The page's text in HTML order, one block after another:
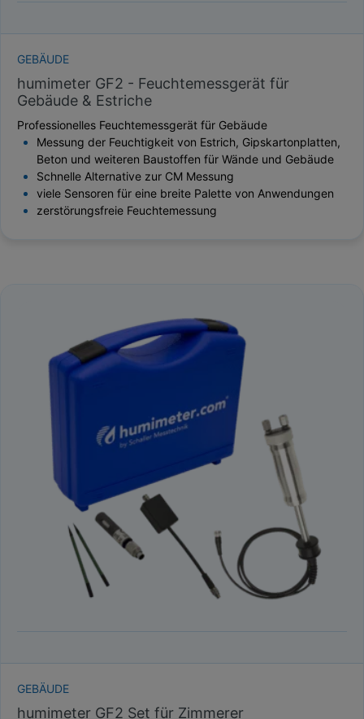
GEBÄUDE
humimeter GF2 - Feuchtemessgerät für
Gebäude & Estriche
Professionelles Feuchtemessgerät für Gebäude
Messung der Feuchtigkeit von Estrich, Gipskartonplatten,
Beton und weiteren Baustoffen für Wände und Gebäude
Schnelle Alternative zur CM Messung
viele Sensoren für eine breite Palette von Anwendungen
zerstörungsfreie Feuchtemessung
GEBÄUDE
humimeter GF2 Set für Zimmerer